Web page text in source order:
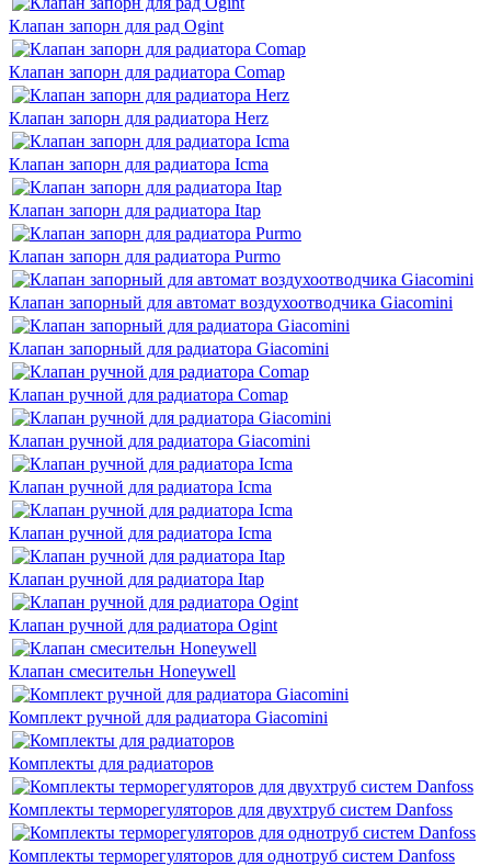
Клапан запорн для рад Ogint
Клапан запорн для радиатора Comap
Клапан запорн для радиатора Herz
Клапан запорн для радиатора Icma
Клапан запорн для радиатора Itap
Клапан запорн для радиатора Purmo
Клапан запорный для автомат воздухоотводчика Giacomini
Клапан запорный для радиатора Giacomini
Клапан ручной для радиатора Comap
Клапан ручной для радиатора Giacomini
Клапан ручной для радиатора Icma
Клапан ручной для радиатора Icma
Клапан ручной для радиатора Itap
Клапан ручной для радиатора Ogint
Клапан смесительн Honeywell
Комплект ручной для радиатора Giacomini
Комплекты для радиаторов
Комплекты терморегуляторов для двухтруб систем Danfoss
Комплекты терморегуляторов для однотруб систем Danfoss